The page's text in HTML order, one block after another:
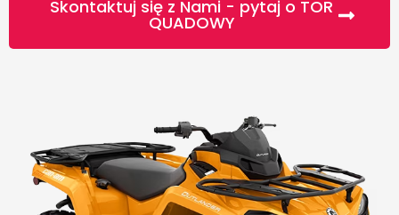
Skontaktuj się z Nami - pytaj o TOR
QUADOWY